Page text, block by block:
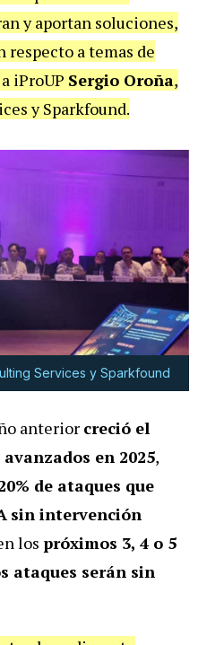
y aportan soluciones,
respecto a temas de
iProUP Sergio Oroña,
y Sparkfound.
Services y Sparkfound
anterior creció el
en 2025,
de ataques que
sin intervención
los próximos 3, 4 o 5
ataques serán sin